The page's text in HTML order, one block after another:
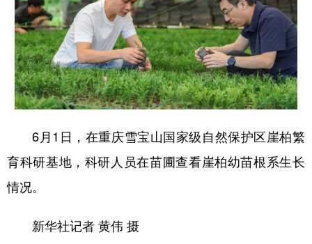
6月1日，在重庆雪宝山国家级自然保护区崖柏繁
育科研基地，科研人员在苗圃查看崖柏幼苗根系生长
情况。
新华社记者 黄伟 摄